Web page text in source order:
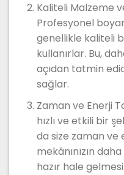
Kaliteli Malzeme
Profesyonel
genellikle kaliteli
kullanırlar. Bu,
açıdan tatmin
sağlar.
Zaman ve Enerji
hızlı ve etkili bir
da size zaman
mekânınızın
hazır hale